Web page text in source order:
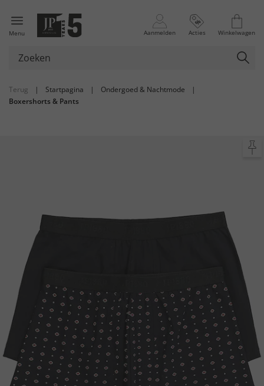
Menu Aanmelden Acties Winkelwagen
Terug | Startpagina | Ondergoed & Nachtmode
|
Boxershorts & Pants